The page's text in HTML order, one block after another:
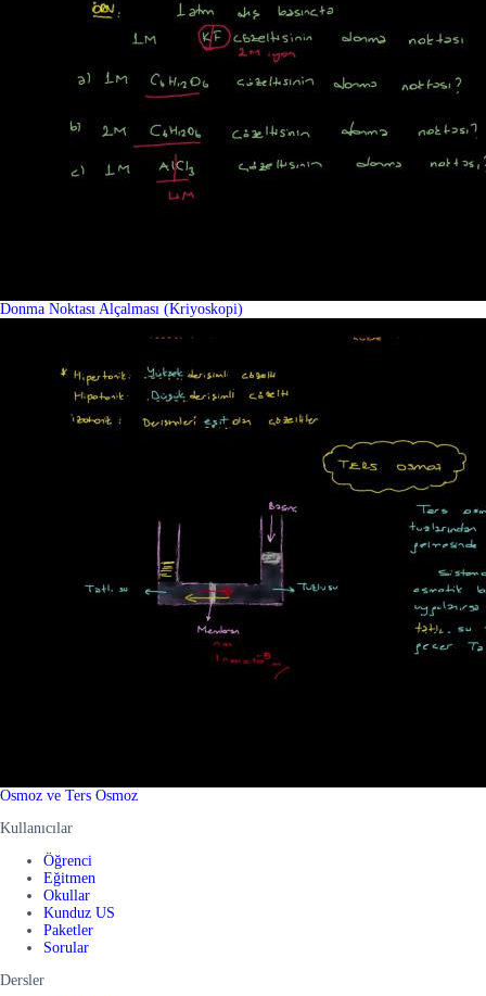
Donma Noktası Alçalması (Kriyoskopi)
Osmoz ve Ters Osmoz
Kullanıcılar
Öğrenci
Eğitmen
Okullar
Kunduz US
Paketler
Sorular
Dersler